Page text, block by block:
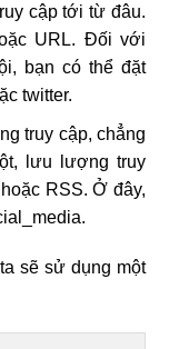
cập tới từ đâu.
URL. Đối với
bạn có thể đặt
twitter.
truy cập, chẳng
lưu lượng truy
RSS. Ở đây,
sẽ sử dụng một